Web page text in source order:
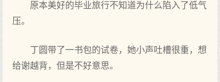
原本美好的毕业旅行不知道为什么陷入了低气
压。
丁圆带了一书包的试卷，她小声吐槽很重，想
给谢越背，但是不好意思。